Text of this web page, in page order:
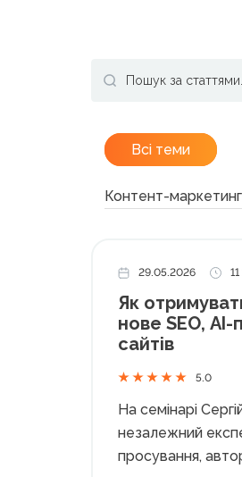
Всі теми
Контент-маркетинг
29.05.2026
Як
нове SEO, AI-
сайтів
5.0
На семінарі
незалежний
просування,